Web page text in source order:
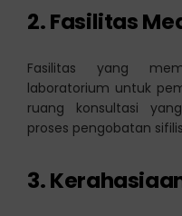
2. Fasilitas
Fasilitas yang
laboratorium untuk
ruang konsultasi
proses pengobatan
3.